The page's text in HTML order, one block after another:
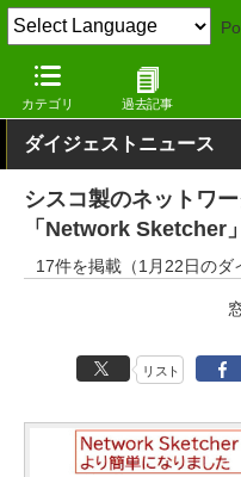
カテゴリ 過去記事
窓の杜 その他の話題
ダイジェストニュース
シスコ製のネットワ
「Network
17件を掲載（1月22日のダ
リスト